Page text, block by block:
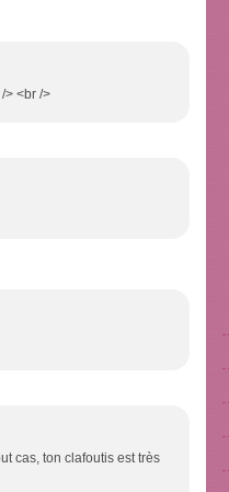
> <br />
cas, ton clafoutis est très